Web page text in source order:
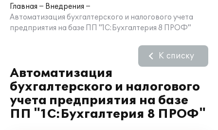
Главная
Внедрения
Автоматизация бухгалтерского и налогового учета
предприятия на базе ПП "1С:Бухгалтерия 8 ПРОФ"
Автоматизация
бухгалтерского и налогового
учета предприятия на базе
ПП "1С:Бухгалтерия 8 ПРОФ"
К списку